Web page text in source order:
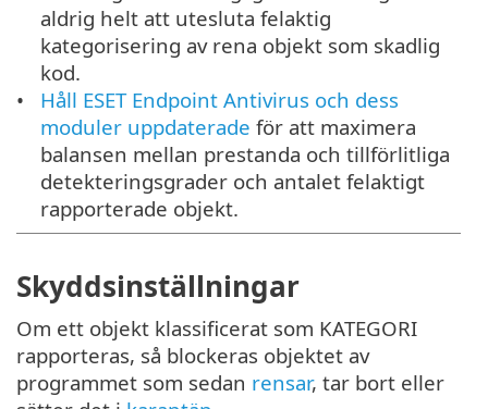
aldrig helt att utesluta felaktig
kategorisering av rena objekt som skadlig
kod.
Håll ESET Endpoint Antivirus och dess
moduler uppdaterade för att maximera
balansen mellan prestanda och tillförlitliga
detekteringsgrader och antalet felaktigt
rapporterade objekt.
Skyddsinställningar
Om ett objekt klassificerat som KATEGORI
rapporteras, så blockeras objektet av
programmet som sedan rensar, tar bort eller